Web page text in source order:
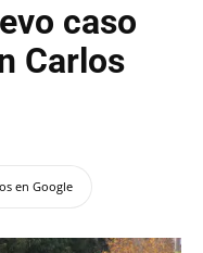
caso
Carlos
en Google